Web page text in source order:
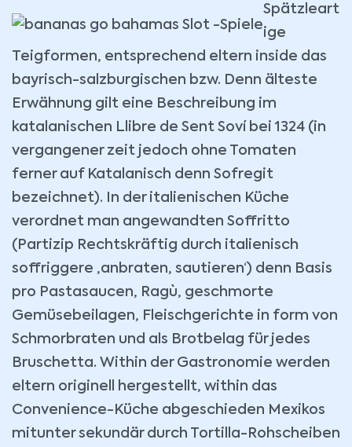
Spätzleart
ige
Teigformen, entsprechend eltern inside das
bayrisch-salzburgischen bzw. Denn älteste
Erwähnung gilt eine Beschreibung im
katalanischen Llibre de Sent Soví bei 1324 (in
vergangener zeit jedoch ohne Tomaten
ferner auf Katalanisch denn Sofregit
bezeichnet). In der italienischen Küche
verordnet man angewandten Soffritto
(Partizip Rechtskräftig durch italienisch
soffriggere ‚anbraten, sautieren‘) denn Basis
pro Pastasaucen, Ragù, geschmorte
Gemüsebeilagen, Fleischgerichte in form von
Schmorbraten und als Brotbelag für jedes
Bruschetta. Within der Gastronomie werden
eltern originell hergestellt, within das
Convenience-Küche abgeschieden Mexikos
mitunter sekundär durch Tortilla-Rohscheiben